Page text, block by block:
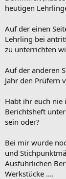
heutigen
Auf der einen
Lehrling bei
zu unterrichten
Auf der anderen
Jahr den Prüfern
Habt ihr euch nie
Berichtsheft
sein oder?
Bei mir wurde
und
Ausführlichen
Werkstücke ....